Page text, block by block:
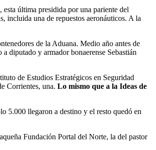
última presidida por una pariente del
incluida una de repuestos aeronáuticos. A la
de la Aduana. Medio año antes de
diputado y armador bonaerense Sebastián
de Estudios Estratégicos en Seguridad
Corrientes, una. Lo mismo que a la Ideas de
5.000 llegaron a destino y el resto quedó en
Fundación Portal del Norte, la del pastor